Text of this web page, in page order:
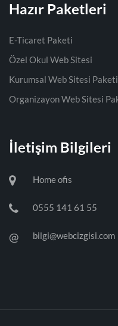
Hazır Paketleri
E-Ticaret Paketi
Özel Okul Web Sitesi
Kurumsal Web Sitesi Paketi
Organizayon Web Sitesi
İletişim Bilgileri
Home ofis
0555 141 61 55
@ bilgi@webcizgisi.com